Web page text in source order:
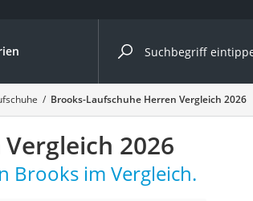
Vergleiche nach Kategorie
Brooks-Laufschuhe Herren Vergleich 2026
2026
Brooks im Vergleich.